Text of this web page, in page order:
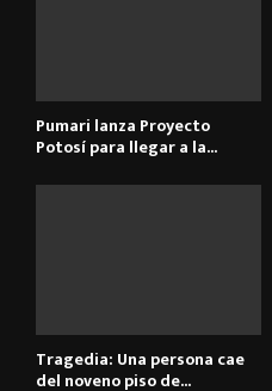
Pumari lanza Proyecto
Potosí para llegar a la...
Tragedia: Una persona cae
del noveno piso de...